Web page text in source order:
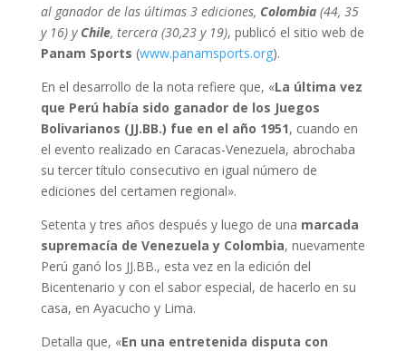
al ganador de las últimas 3 ediciones, Colombia(44, 35
y 16) y Chile, tercera (30,23 y 19), publicó el sitio web de
Panam Sports (www.panamsports.org).
En el desarrollo de la nota refiere que, «La última vez
que Perú había sido ganador de los Juegos
Bolivarianos (JJ.BB.) fue en el año 1951, cuando en
el evento realizado en Caracas-Venezuela, abrochaba
su tercer título consecutivo en igual número de
ediciones del certamen regional».
Setenta y tres años después y luego de una marcada
supremacía de Venezuela y Colombia, nuevamente
Perú ganó los JJ.BB., esta vez en la edición del
Bicentenario y con el sabor especial, de hacerlo en su
casa, en Ayacucho y Lima.
Detalla que, «En una entretenida disputa con